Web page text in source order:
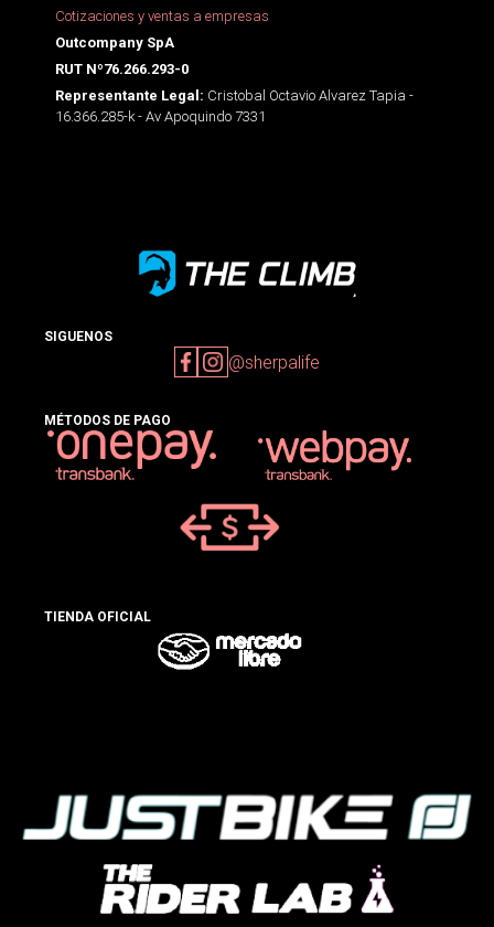
Cotizaciones y ventas a empresas
Outcompany SpA
RUT Nº76.266.293-0
Representante Legal: Cristobal Octavio Alvarez Tapia -
16.366.285-k - Av Apoquindo 7331
SIGUENOS
@sherpalife
MÉTODOS DE PAGO
TIENDA OFICIAL